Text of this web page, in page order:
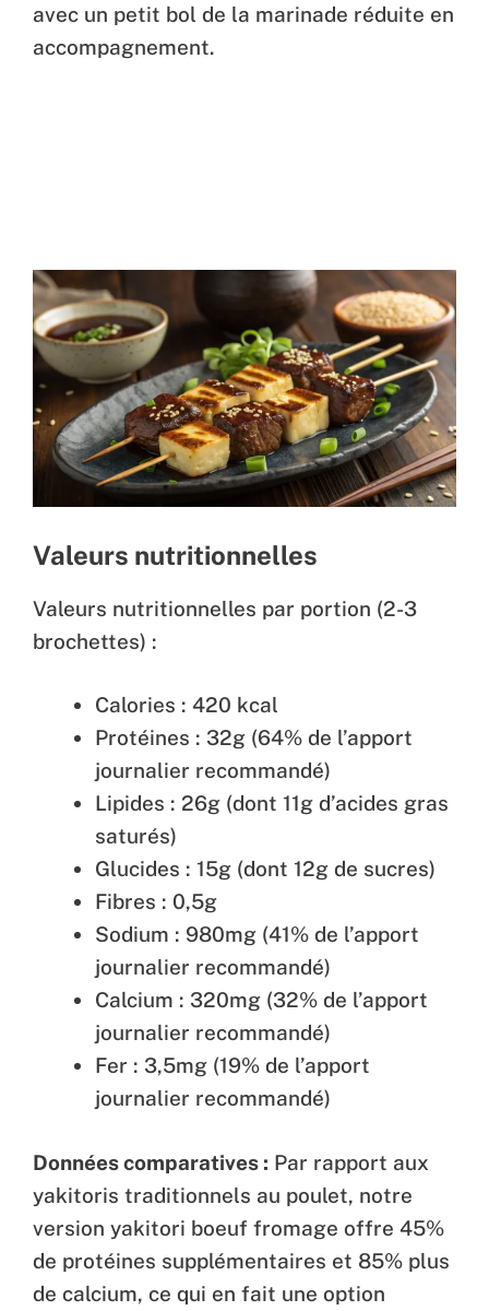
avec un petit bol de la marinade réduite en
accompagnement.
Valeurs nutritionnelles
Valeurs nutritionnelles par portion (2-3
brochettes) :
Calories : 420 kcal
Protéines : 32g (64% de l’apport
journalier recommandé)
Lipides : 26g (dont 11g d’acides gras
saturés)
Glucides : 15g (dont 12g de sucres)
Fibres : 0,5g
Sodium : 980mg (41% de l’apport
journalier recommandé)
Calcium : 320mg (32% de l’apport
journalier recommandé)
Fer : 3,5mg (19% de l’apport
journalier recommandé)
Données comparatives : Par rapport aux
yakitoris traditionnels au poulet, notre
version yakitori boeuf fromage offre 45%
de protéines supplémentaires et 85% plus
de calcium, ce qui en fait une option